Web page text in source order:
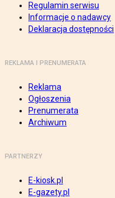
Regulamin serwisu
Informacje o nadawcy
Deklaracja dostępności
REKLAMA I PRENUMERATA
Reklama
Ogłoszenia
Prenumerata
Archiwum
PARTNERZY
E-kiosk.pl
E-gazety.pl